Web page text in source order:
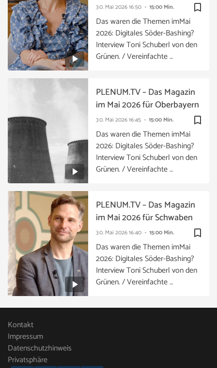
bookmark_border
30. Mai 202616:50 15:00 Min.
Das waren die Themen imMai
2026: Digitales Söder-Bashing?
Interview Toni Schuberl von den
Grünen. / Vereinfachte …
bookmark_border
30. Mai 202616:45 15:00 Min.
PLENUM.TV – Das Magazin
im Mai 2026 für Oberbayern
Das waren die Themen imMai
2026: Digitales Söder-Bashing?
Interview Toni Schuberl von den
Grünen. / Vereinfachte …
bookmark_border
30. Mai 202616:40 15:00 Min.
PLENUM.TV – Das Magazin
im Mai 2026 für Schwaben
Das waren die Themen imMai
2026: Digitales Söder-Bashing?
Interview Toni Schuberl von den
Grünen. / Vereinfachte …
Kontakt
Impressum
Datenschutzhinweis
Privatsphäre